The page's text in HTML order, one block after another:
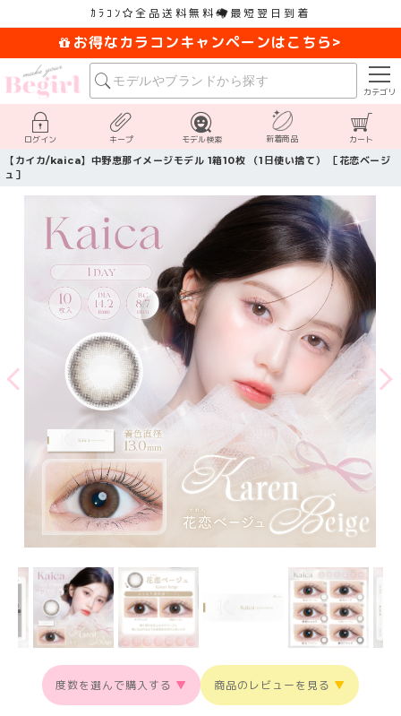
ｶﾗｺﾝ 全品送料無料 最短翌日到着
お得なカラコンキャンペーンはこちら>
カテゴリ
ログイン キープ モデル検索 新着商品 カート
【カイカ/kaica】中野恵那イメージモデル 1箱10枚 （1日使い捨て） ［花恋ベージ
ュ］
度数を選んで購入する ▼ 商品のレビューを見る ▼